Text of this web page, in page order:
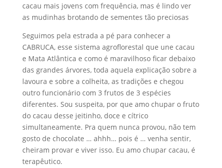
cacau mais jovens com frequência, mas é lindo ver
as mudinhas brotando de sementes tão preciosas
Seguimos pela estrada a pé para conhecer a
CABRUCA, esse sistema agroflorestal que une cacau
e Mata Atlântica e como é maravilhoso ficar debaixo
das grandes árvores, toda aquela explicação sobre a
lavoura e sobre a colheita, as tradições e chegou
outro funcionário com 3 frutos de 3 espécies
diferentes. Sou suspeita, por que amo chupar o fruto
do cacau desse jeitinho, doce e cítrico
simultaneamente. Pra quem nunca provou, não tem
gosto de chocolate … ahhh… pois é … venha sentir,
cheiram provar e viver isso. Eu amo chupar cacau, é
terapêutico.